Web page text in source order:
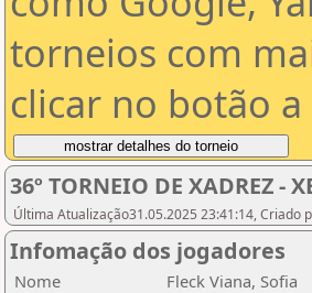
torneios com
clicar no botão
36º TORNEIO DE XADREZ -
Última Atualização31.05.2025 23:41:14, Criado
Infomação dos jogadores
Nome
Fleck Viana, Sofia